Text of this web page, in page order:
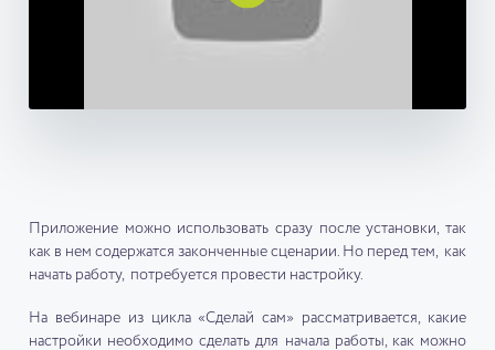
Приложение можно использовать сразу после установки, так
как в нем содержатся законченные сценарии. Но перед тем, как
начать работу, потребуется провести настройку.
На вебинаре из цикла «Сделай сам» рассматривается, какие
настройки необходимо сделать для начала работы, как можно